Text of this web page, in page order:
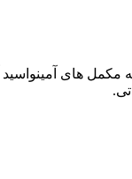
آمینواسید